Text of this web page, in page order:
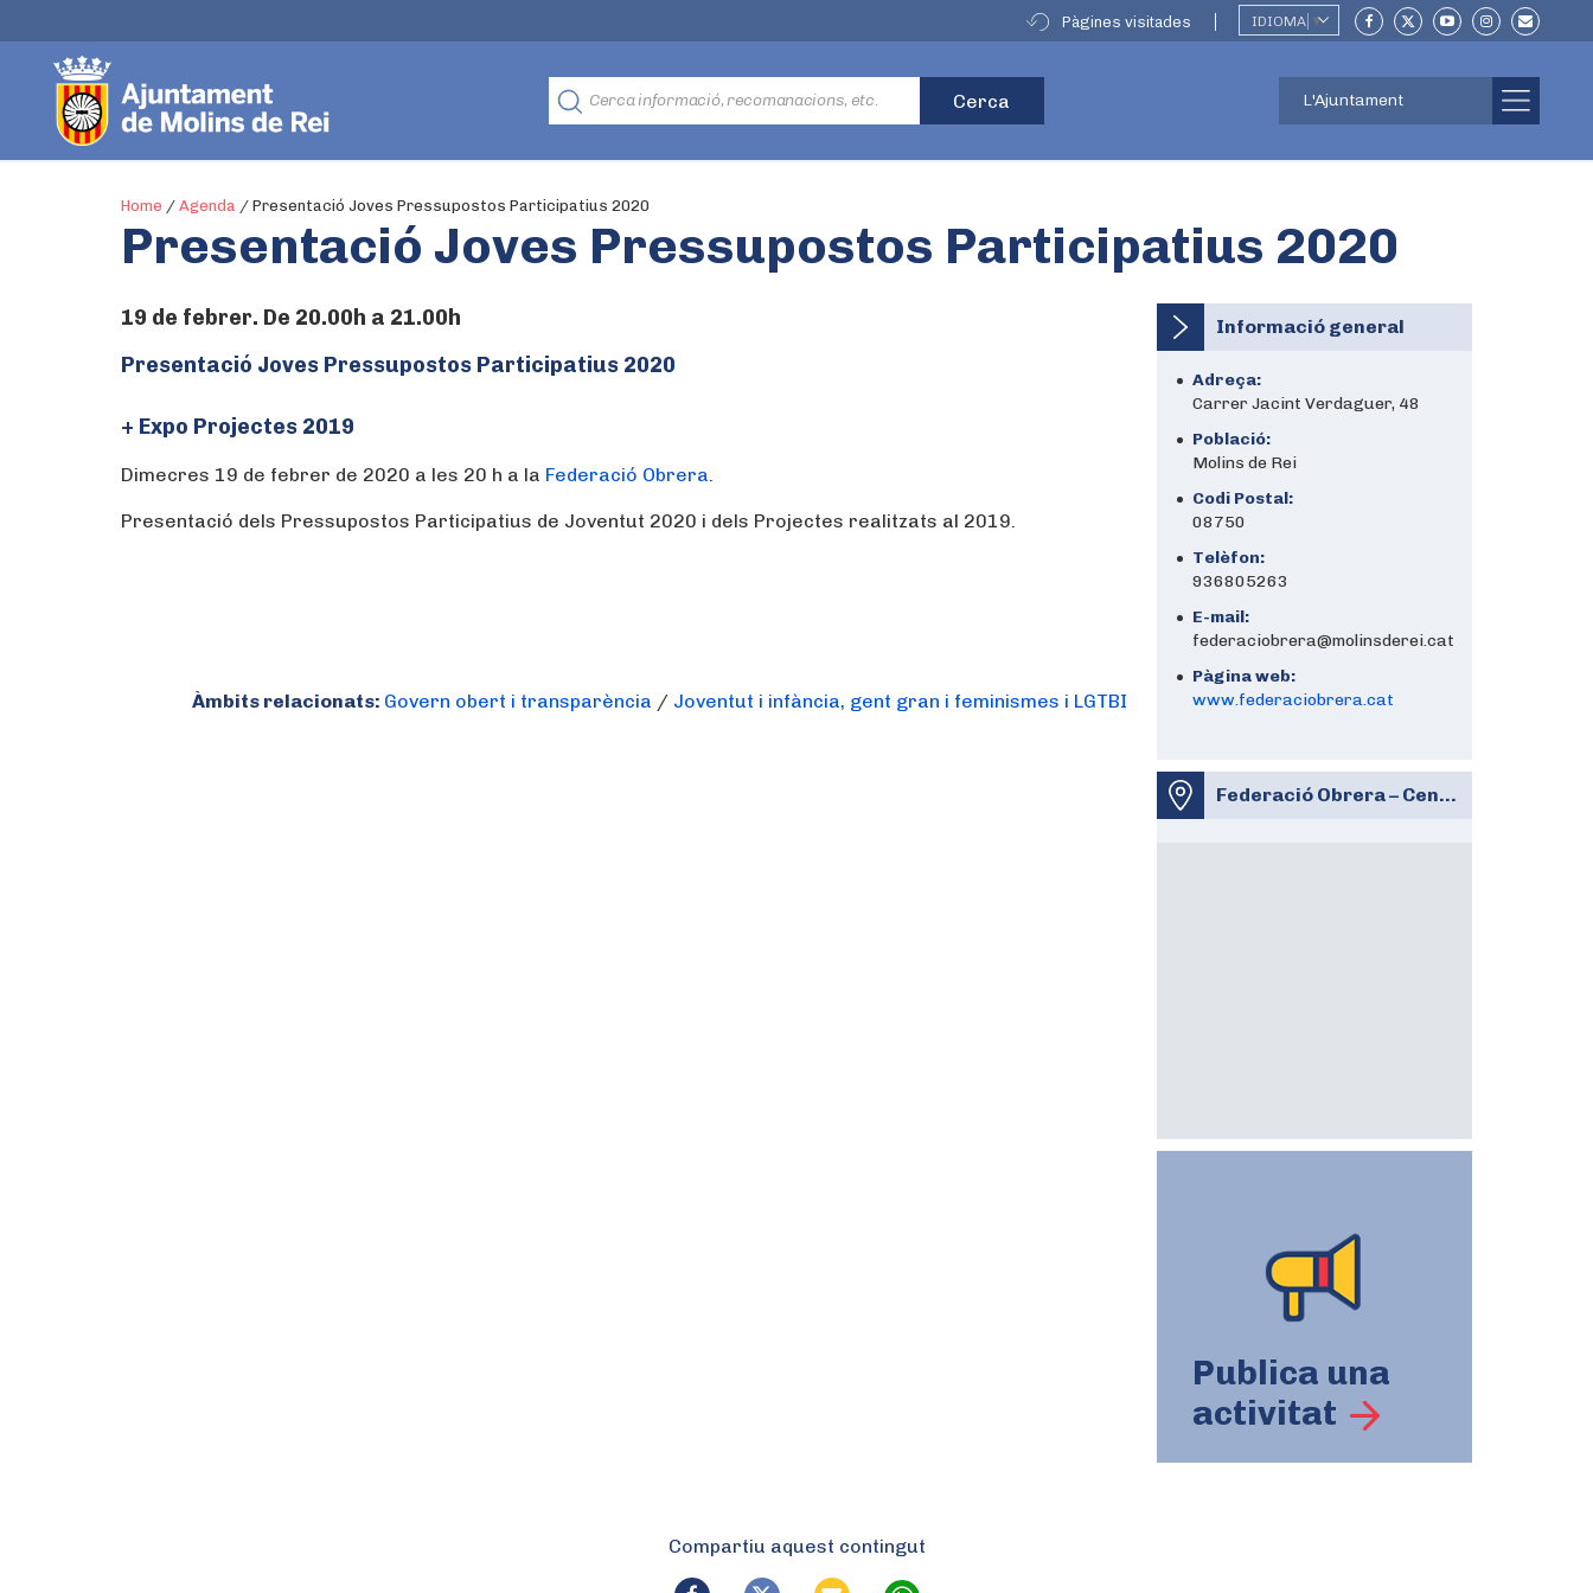
Pàgines visitades IDIOMA ▼
L'Ajuntament
Home / Agenda / Presentació Joves Pressupostos Participatius 2020
Presentació Joves Pressupostos Participatius 2020
19 de febrer. De 20.00h a 21.00h
Presentació Joves Pressupostos Participatius 2020
+ Expo Projectes 2019
Dimecres 19 de febrer de 2020 a les 20 h a la Federació Obrera.
Presentació dels Pressupostos Participatius de Joventut 2020 i dels Projectes realitzats al 2019.
Àmbits relacionats: Govern obert i transparència / Joventut i infància, gent gran i feminismes i LGTBI
Informació general
Adreça:
Carrer Jacint Verdaguer, 48
Població:
Molins de Rei
Codi Postal:
08750
Telèfon:
936805263
E-mail:
federaciobrera@molinsderei.cat
Pàgina web:
www.federaciobrera.cat
Federació Obrera – Centre Cívic i Cultural
Publica una
activitat
Compartiu aquest contingut